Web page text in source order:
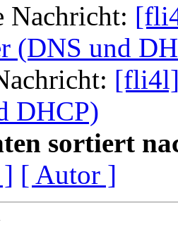
Nachricht:
(DNS und
[fli4l]
DHCP)
sortiert
[ Autor ]